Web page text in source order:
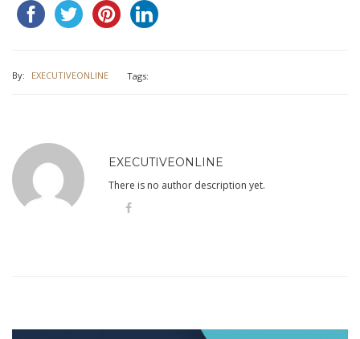
By: EXECUTIVEONLINE Tags:
EXECUTIVEONLINE
There is no author description yet.